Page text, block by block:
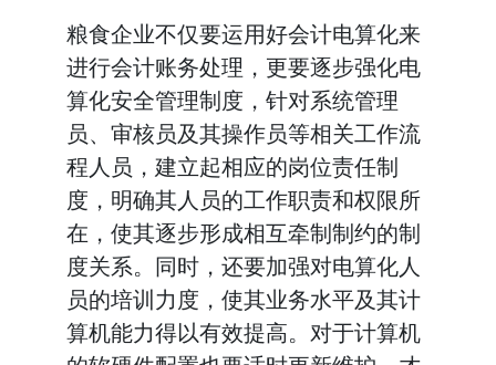
粮食企业不仅要运用好会计电算化来
进行会计账务处理，更要逐步强化电
算化安全管理制度，针对系统管理
员、审核员及其操作员等相关工作流
程人员，建立起相应的岗位责任制
度，明确其人员的工作职责和权限所
在，使其逐步形成相互牵制制约的制
度关系。同时，还要加强对电算化人
员的培训力度，使其业务水平及其计
算机能力得以有效提高。对于计算机